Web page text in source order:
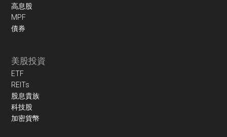
高息股
MPF
債券
美股投資
ETF
REITs
股息貴族
科技股
加密貨幣